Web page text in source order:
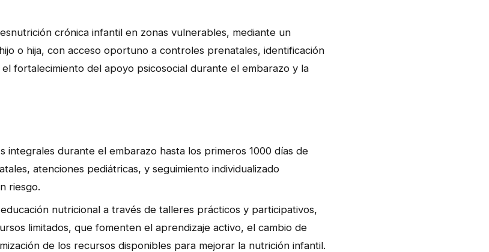
crónica infantil en zonas vulnerables, mediante un
o hija, con acceso oportuno a controles prenatales, identificación
fortalecimiento del apoyo psicosocial durante el embarazo y la
integrales durante el embarazo hasta los primeros 1000 días de
atenciones pediátricas, y seguimiento individualizado
riesgo.
nutricional a través de talleres prácticos y participativos,
limitados, que fomenten el aprendizaje activo, el cambio de
de los recursos disponibles para mejorar la nutrición infantil.